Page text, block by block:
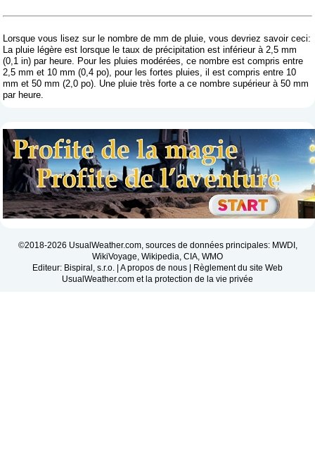
Lorsque vous lisez sur le nombre de mm de pluie, vous devriez savoir ceci:
La pluie légère est lorsque le taux de précipitation est inférieur à 2,5 mm
(0,1 in) par heure. Pour les pluies modérées, ce nombre est compris entre
2,5 mm et 10 mm (0,4 po), pour les fortes pluies, il est compris entre 10
mm et 50 mm (2,0 po). Une pluie très forte a ce nombre supérieur à 50 mm
par heure.
©2018-2026 UsualWeather.com, sources de données principales: MWDI,
WikiVoyage, Wikipedia, CIA, WMO
Editeur: Bispiral, s.r.o. | A propos de nous | Règlement du site Web
UsualWeather.com et la protection de la vie privée